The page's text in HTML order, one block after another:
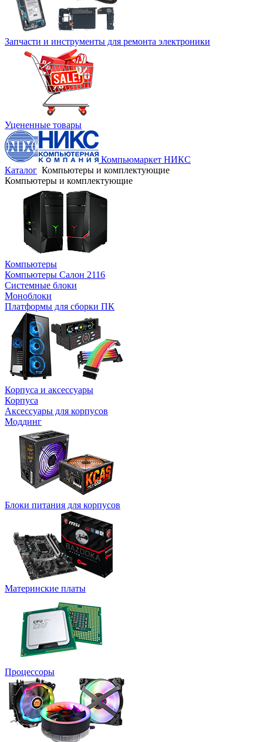
Запчасти и инструменты для ремонта электроники
Уцененные товары
Компьюмаркет НИКС
Каталог Компьютеры и комплектующие
Компьютеры и комплектующие
Компьютеры
Компьютеры Салон 2116
Системные блоки
Моноблоки
Платформы для сборки ПК
Корпуса и аксессуары
Корпуса
Аксессуары для корпусов
Моддинг
Блоки питания для корпусов
Материнские платы
Процессоры